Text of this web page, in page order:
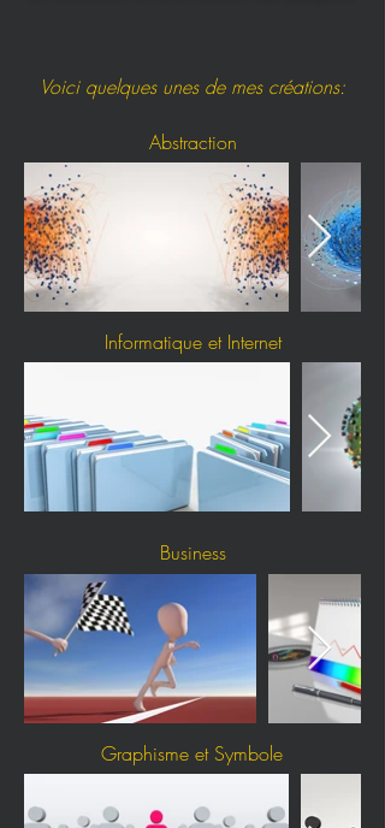
Voici quelques unes de mes créations:
Abstraction
Informatique et Internet
Business
Graphisme et Symbole